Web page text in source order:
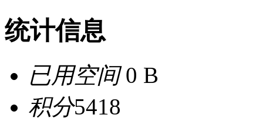
统计信息
已用空间0 B
积分5418